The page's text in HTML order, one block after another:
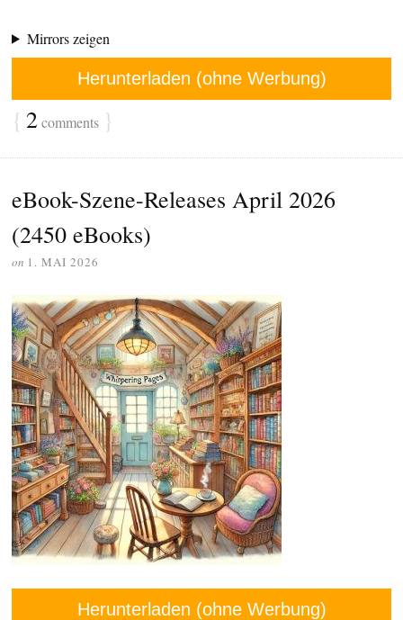
Mirrors zeigen
Herunterladen (ohne Werbung)
{ 2comments }
eBook-Szene-Releases April 2026
(2450 eBooks)
on 1. MAI 2026
Herunterladen (ohne Werbung)